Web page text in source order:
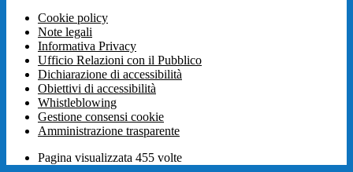
Cookie policy
Note legali
Informativa Privacy
Ufficio Relazioni con il Pubblico
Dichiarazione di accessibilità
Obiettivi di accessibilità
Whistleblowing
Gestione consensi cookie
Amministrazione trasparente
Pagina visualizzata 455 volte